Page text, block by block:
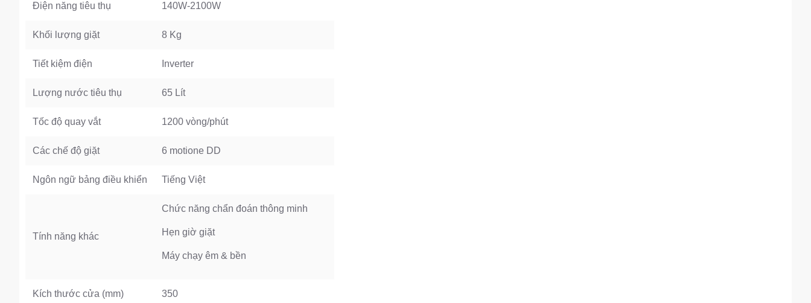
Điện năng tiêu thụ 140W-2100W
Khối lượng giặt 8 Kg
Tiết kiệm điện Inverter
Lượng nước tiêu thụ 65 Lít
Tốc độ quay vắt 1200 vòng/phút
Các chế độ giặt 6 motione DD
Ngôn ngữ bảng điều khiển Tiếng Việt
Tính năng khác
Chức năng chẩn đoán thông minh
Hẹn giờ giặt
Máy chạy êm & bền
Kích thước cửa (mm) 350